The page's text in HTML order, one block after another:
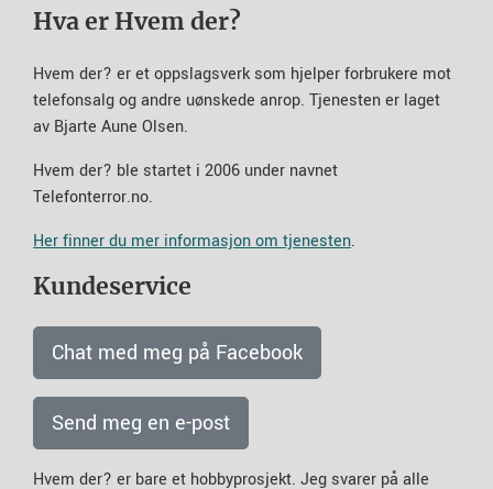
Hva er Hvem der?
Hvem der? er et oppslagsverk som hjelper forbrukere mot
telefonsalg og andre uønskede anrop. Tjenesten er laget
av Bjarte Aune Olsen.
Hvem der? ble startet i 2006 under navnet
Telefonterror.no.
Her finner du mer informasjon om tjenesten.
Kundeservice
Chat med meg på Facebook
Send meg en e-post
Hvem der? er bare et hobbyprosjekt. Jeg svarer på alle